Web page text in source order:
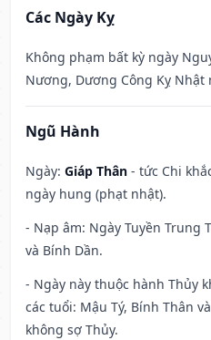
Các Ngày Kỵ
Không phạm bất kỳ ngày
Nương, Dương Công Kỵ Nhật
Ngũ Hành
Ngày: Giáp Thân - tức Chi
ngày hung (phạt nhật).
- Nạp âm: Ngày Tuyền Trung
và Bính Dần.
- Ngày này thuộc hành Thủy
các tuổi: Mậu Tý, Bính Thân
không sợ Thủy.